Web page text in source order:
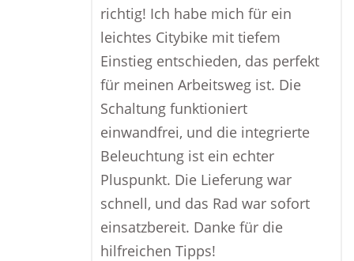
richtig! Ich habe mich für ein
leichtes Citybike mit tiefem
Einstieg entschieden, das perfekt
für meinen Arbeitsweg ist. Die
Schaltung funktioniert
einwandfrei, und die integrierte
Beleuchtung ist ein echter
Pluspunkt. Die Lieferung war
schnell, und das Rad war sofort
einsatzbereit. Danke für die
hilfreichen Tipps!